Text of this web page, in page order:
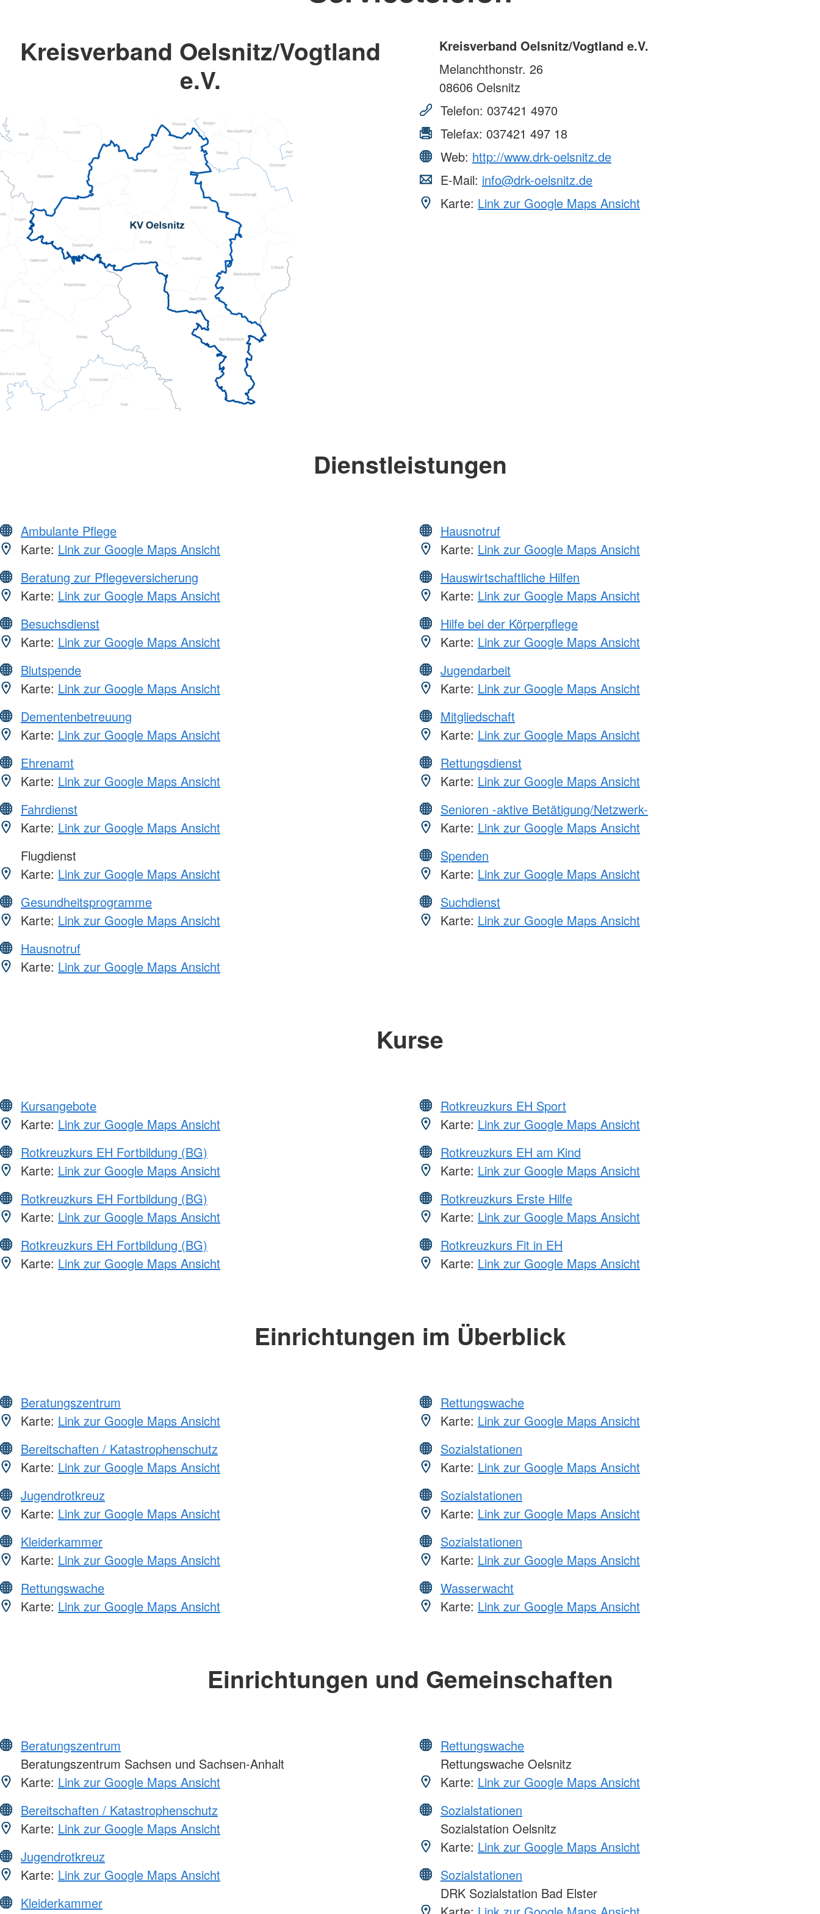
Kreisverband Oelsnitz/Vogtland
e.V.
Kreisverband Oelsnitz/Vogtland e.V.
Melanchthonstr. 26
08606 Oelsnitz
Telefon: 037421 4970
Telefax: 037421 497 18
Web: http://www.drk-oelsnitz.de
E-Mail: info@drk-oelsnitz.de
Karte: Link zur Google Maps Ansicht
Dienstleistungen
Ambulante Pflege
Karte: Link zur Google Maps Ansicht
Beratung zur Pflegeversicherung
Karte: Link zur Google Maps Ansicht
Besuchsdienst
Karte: Link zur Google Maps Ansicht
Blutspende
Karte: Link zur Google Maps Ansicht
Dementenbetreuung
Karte: Link zur Google Maps Ansicht
Ehrenamt
Karte: Link zur Google Maps Ansicht
Fahrdienst
Karte: Link zur Google Maps Ansicht
Flugdienst
Karte: Link zur Google Maps Ansicht
Gesundheitsprogramme
Karte: Link zur Google Maps Ansicht
Hausnotruf
Karte: Link zur Google Maps Ansicht
Hausnotruf
Karte: Link zur Google Maps Ansicht
Hauswirtschaftliche Hilfen
Karte: Link zur Google Maps Ansicht
Hilfe bei der Körperpflege
Karte: Link zur Google Maps Ansicht
Jugendarbeit
Karte: Link zur Google Maps Ansicht
Mitgliedschaft
Karte: Link zur Google Maps Ansicht
Rettungsdienst
Karte: Link zur Google Maps Ansicht
Senioren -aktive Betätigung/Netzwerk-
Karte: Link zur Google Maps Ansicht
Spenden
Karte: Link zur Google Maps Ansicht
Suchdienst
Karte: Link zur Google Maps Ansicht
Kurse
Kursangebote
Karte: Link zur Google Maps Ansicht
Rotkreuzkurs EH Fortbildung (BG)
Karte: Link zur Google Maps Ansicht
Rotkreuzkurs EH Fortbildung (BG)
Karte: Link zur Google Maps Ansicht
Rotkreuzkurs EH Fortbildung (BG)
Karte: Link zur Google Maps Ansicht
Rotkreuzkurs EH Sport
Karte: Link zur Google Maps Ansicht
Rotkreuzkurs EH am Kind
Karte: Link zur Google Maps Ansicht
Rotkreuzkurs Erste Hilfe
Karte: Link zur Google Maps Ansicht
Rotkreuzkurs Fit in EH
Karte: Link zur Google Maps Ansicht
Einrichtungen im Überblick
Beratungszentrum
Karte: Link zur Google Maps Ansicht
Bereitschaften / Katastrophenschutz
Karte: Link zur Google Maps Ansicht
Jugendrotkreuz
Karte: Link zur Google Maps Ansicht
Kleiderkammer
Karte: Link zur Google Maps Ansicht
Rettungswache
Karte: Link zur Google Maps Ansicht
Rettungswache
Karte: Link zur Google Maps Ansicht
Sozialstationen
Karte: Link zur Google Maps Ansicht
Sozialstationen
Karte: Link zur Google Maps Ansicht
Sozialstationen
Karte: Link zur Google Maps Ansicht
Wasserwacht
Karte: Link zur Google Maps Ansicht
Einrichtungen und Gemeinschaften
Beratungszentrum
Beratungszentrum Sachsen und Sachsen-Anhalt
Karte: Link zur Google Maps Ansicht
Bereitschaften / Katastrophenschutz
Karte: Link zur Google Maps Ansicht
Jugendrotkreuz
Karte: Link zur Google Maps Ansicht
Kleiderkammer
Rettungswache
Rettungswache Oelsnitz
Karte: Link zur Google Maps Ansicht
Sozialstationen
Sozialstation Oelsnitz
Karte: Link zur Google Maps Ansicht
Sozialstationen
DRK Sozialstation Bad Elster